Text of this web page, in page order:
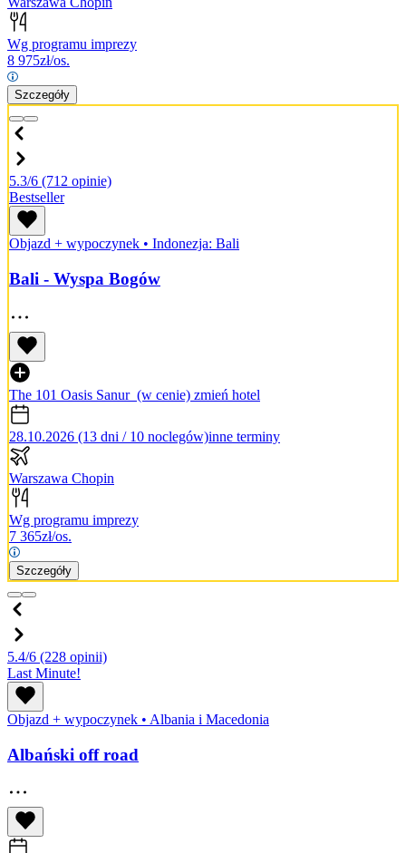
Wg programu imprezy
8 975zł/os.
Szczegóły
5.3/6 (712 opinie)
Bestseller
Objazd + wypoczynek • Indonezja: Bali
Bali - Wyspa Bogów
The 101 Oasis Sanur(w cenie) zmień hotel
28.10.2026 (13 dni / 10 noclegów)inne terminy
Warszawa Chopin
Wg programu imprezy
7 365zł/os.
Szczegóły
5.4/6 (228 opinii)
Last Minute!
Objazd + wypoczynek • Albania i Macedonia
Albański off road